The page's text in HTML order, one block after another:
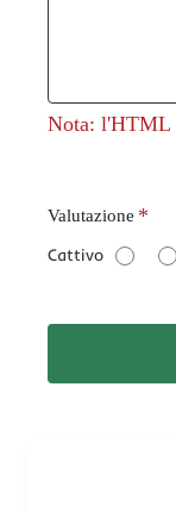
Nota: l'HTML
V
l
t
z
Valutazione
Cattivo